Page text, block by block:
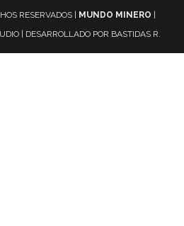
RESERVADOS | MUNDO MINERO
| DESARROLLADO POR BASTIDAS R.